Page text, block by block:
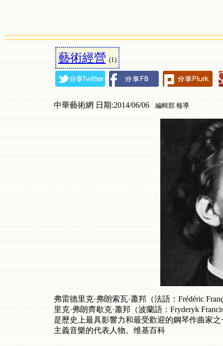
藝術經營 (1)
中華藝術網 日期:2014/06/06 編輯部 報導
弗雷德里克·弗朗索瓦·蕭邦（法語： Frédéric
里克·弗朗齊歇克·蕭邦（波蘭語： Fryderyk
是歷史上最具影響力和最受歡迎的鋼琴作曲家
主義音樂的代表人物。维基百科